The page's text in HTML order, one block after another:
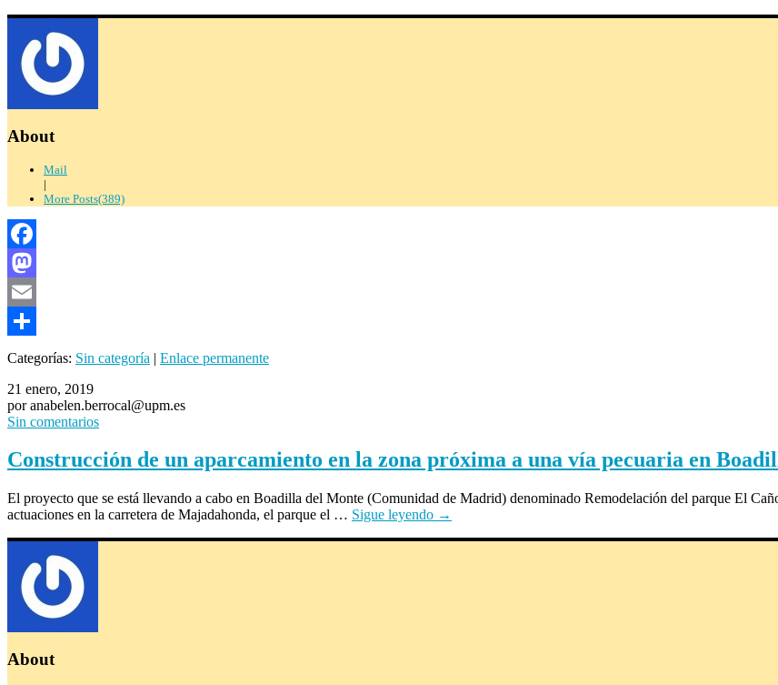
About
Mail
|
More Posts(389)
Facebook
Mastodon
Email
Compartir
Categorías: Sin categoría | Enlace permanente
21 enero, 2019
por anabelen.berrocal@upm.es
Sin comentarios
Construcción de un aparcamiento en la zona próxima a una vía pecuaria en
El proyecto que se está llevando a cabo en Boadilla del Monte (Comunidad de Madrid) denominado Remodelación del parque El
actuaciones en la carretera de Majadahonda, el parque el … Sigue leyendo →
About